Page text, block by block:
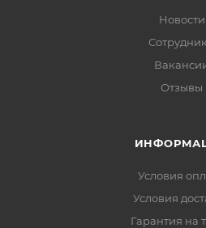
Новости
Отзывы
Условия
Условия
Гарантия на